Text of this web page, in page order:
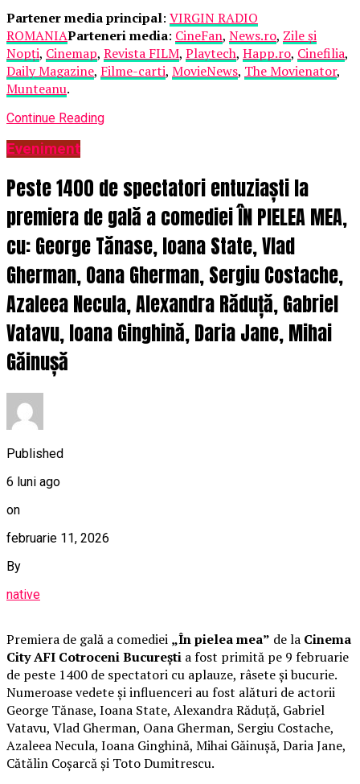
Partener media principal: VIRGIN RADIO
ROMANIAParteneri media: CineFan, News.ro, Zile și
Nopți, Cinemap, Revista FILM, Playtech, Happ.ro, Cinefilia,
Daily Magazine, Filme-carti, MovieNews, The Movienator,
Munteanu.
Continue Reading
Eveniment
Peste 1400 de spectatori entuziaști la
premiera de gală a comediei ÎN PIELEA MEA,
cu: George Tănase, Ioana State, Vlad
Gherman, Oana Gherman, Sergiu Costache,
Azaleea Necula, Alexandra Răduță, Gabriel
Vatavu, Ioana Ginghină, Daria Jane, Mihai
Găinușă
Published
6 luni ago
on
februarie 11, 2026
By
native
Premiera de gală a comediei „În pielea mea” de la Cinema
City AFI Cotroceni București a fost primită pe 9 februarie
de peste 1400 de spectatori cu aplauze, râsete și bucurie.
Numeroase vedete și influenceri au fost alături de actorii
George Tănase, Ioana State, Alexandra Răduță, Gabriel
Vatavu, Vlad Gherman, Oana Gherman, Sergiu Costache,
Azaleea Necula, Ioana Ginghină, Mihai Găinușă, Daria Jane,
Cătălin Coșarcă și Toto Dumitrescu.